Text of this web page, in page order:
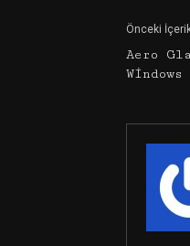
Önceki
Aero